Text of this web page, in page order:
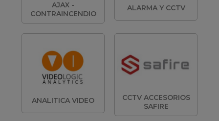
AJAX -
CONTRAINCENDIO
ALARMA Y CCTV
ANALITICA VIDEO
CCTV ACCESORIOS
SAFIRE